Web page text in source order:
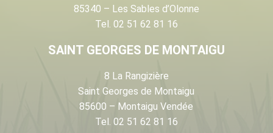
85340 – Les Sables d’Olonne
Tel. 02 51 62 81 16
SAINT GEORGES DE MONTAIGU
8 La Rangizière
Saint Georges de Montaigu
85600 – Montaigu Vendée
Tel. 02 51 62 81 16